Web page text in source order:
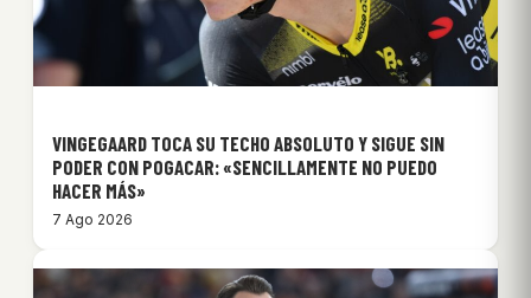
VINGEGAARD TOCA SU TECHO ABSOLUTO Y SIGUE SIN
PODER CON POGACAR: «SENCILLAMENTE NO PUEDO
HACER MÁS»
7 Ago 2026